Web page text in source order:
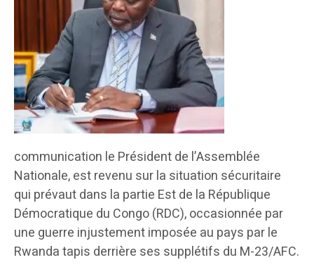
communication le Président de l’Assemblée
Nationale, est revenu sur la situation sécuritaire
qui prévaut dans la partie Est de la République
Démocratique du Congo (RDC), occasionnée par
une guerre injustement imposée au pays par le
Rwanda tapis derrière ses supplétifs du M-23/AFC.